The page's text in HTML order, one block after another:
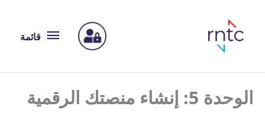
قائمة
قائمة
الوحدة 5: إنشاء منصتك الرقمية